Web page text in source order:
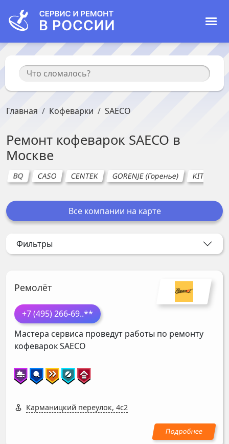
Главная Кофеварки SAECO
Ремонт кофеварок SAECO в
Москве
BQ CASO CENTEK GORENJE (Горенье) KITFORT
Все компании на карте
Фильтры
Ремолёт
+7 (495) 266-69..**
Мастера сервиса проведут работы по ремонту
кофеварокSAECO
Карманицкий переулок, 4с2